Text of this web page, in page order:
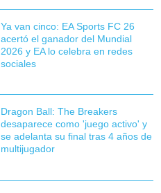
Ya van cinco: EA Sports FC 26
acertó el ganador del Mundial
2026 y EA lo celebra en redes
sociales
Dragon Ball: The Breakers
desaparece como 'juego activo' y
se adelanta su final tras 4 años de
multijugador